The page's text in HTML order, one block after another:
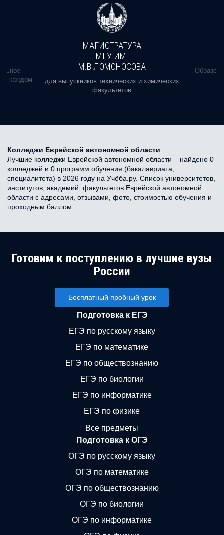
в каждом
МАГИСТРАТУРА
МГУ ИМ.
М.В.ЛОМОНОСОВА
для выпускников технических и химических
факультетов
Колледжи Еврейской автономной области
Лучшие колледжи Еврейской автономной области – найдено 0
колледжей и 0 программ обучения (бакалавриата,
специалитета) в 2026 году на Учёба.ру. Список университетов,
институтов, академий, факультетов Еврейской автономной
области с адресами, отзывами, фото, стоимостью обучения и
проходным баллом.
Готовим к поступлению в лучшие вузы
России
Бесплатный пробный урок
Подготовка к ЕГЭ
ЕГЭ по русскому языку
ЕГЭ по математике
ЕГЭ по обществознанию
ЕГЭ по биологии
ЕГЭ по информатике
ЕГЭ по физике
Все предметы
Подготовка к ОГЭ
ОГЭ по русскому языку
ОГЭ по математике
ОГЭ по обществознанию
ОГЭ по биологии
ОГЭ по информатике